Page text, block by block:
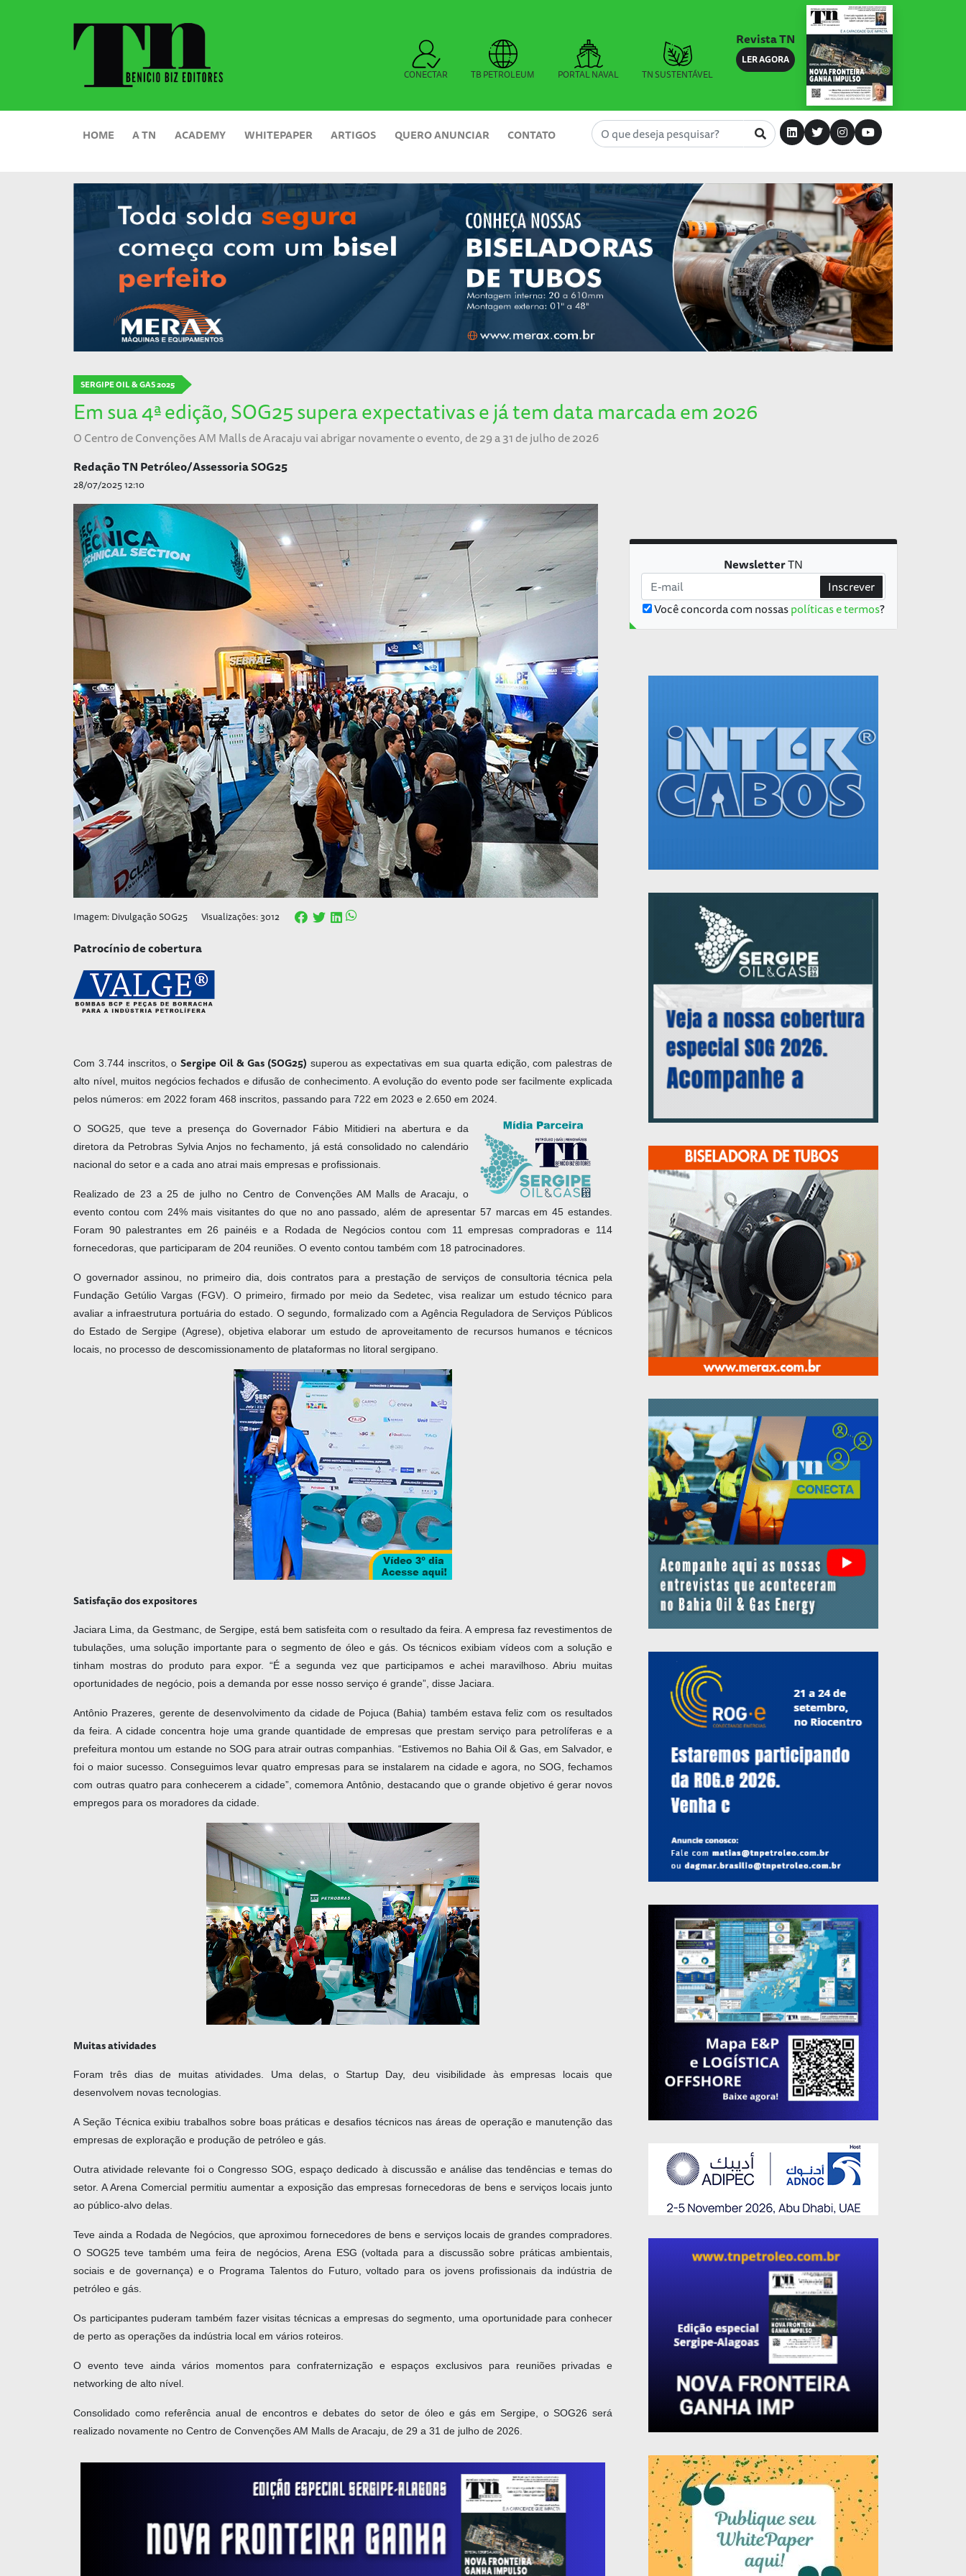
CONECTAR TB PETROLEUM PORTAL NAVAL TN SUSTENTÁVEL
Revista TN
LER AGORA
HOME A TN ACADEMY WHITEPAPER ARTIGOS QUERO ANUNCIAR CONTATO
SERGIPE OIL & GAS 2025
Em sua 4ª edição, SOG25 supera expectativas e já tem data marcada em 2026
O Centro de Convenções AM Malls de Aracaju vai abrigar novamente o evento, de 29 a 31 de julho de 2026
Redação TN Petróleo/Assessoria SOG25
28/07/2025 12:10
Imagem: Divulgação SOG25 Visualizações: 3012
Patrocínio de cobertura
Com 3.744 inscritos, oSergipe Oil & Gas (SOG25) superou as expectativas em sua quarta edição, com palestras de
alto nível, muitos negócios fechados e difusão de conhecimento. A evolução do evento pode ser facilmente explicada
pelos números: em 2022 foram 468 inscritos, passando para 722 em 2023 e 2.650 em 2024.
O SOG25, que teve a presença do Governador Fábio Mitidieri na abertura e da
diretora da Petrobras Sylvia Anjos no fechamento, já está consolidado no calendário
nacional do setor e a cada ano atrai mais empresas e profissionais.
Realizado de 23 a 25 de julho no Centro de Convenções AM Malls de Aracaju, o
evento contou com 24% mais visitantes do que no ano passado, além de apresentar 57 marcas em 45 estandes.
Foram 90 palestrantes em 26 painéis e a Rodada de Negócios contou com 11 empresas compradoras e 114
fornecedoras, que participaram de 204 reuniões. O evento contou também com 18 patrocinadores.
O governador assinou, no primeiro dia, dois contratos para a prestação de serviços de consultoria técnica pela
Fundação Getúlio Vargas (FGV). O primeiro, firmado por meio da Sedetec, visa realizar um estudo técnico para
avaliar a infraestrutura portuária do estado. O segundo, formalizado com a Agência Reguladora de Serviços Públicos
do Estado de Sergipe (Agrese), objetiva elaborar um estudo de aproveitamento de recursos humanos e técnicos
locais, no processo de descomissionamento de plataformas no litoral sergipano.
Satisfação dos expositores
Jaciara Lima, da Gestmanc, de Sergipe, está bem satisfeita com o resultado da feira. A empresa faz revestimentos de
tubulações, uma solução importante para o segmento de óleo e gás. Os técnicos exibiam vídeos com a solução e
tinham mostras do produto para expor. “É a segunda vez que participamos e achei maravilhoso. Abriu muitas
oportunidades de negócio, pois a demanda por esse nosso serviço é grande”, disse Jaciara.
Antônio Prazeres, gerente de desenvolvimento da cidade de Pojuca (Bahia) também estava feliz com os resultados
da feira. A cidade concentra hoje uma grande quantidade de empresas que prestam serviço para petrolíferas e a
prefeitura montou um estande no SOG para atrair outras companhias. “Estivemos no Bahia Oil & Gas, em Salvador, e
foi o maior sucesso. Conseguimos levar quatro empresas para se instalarem na cidade e agora, no SOG, fechamos
com outras quatro para conhecerem a cidade”, comemora Antônio, destacando que o grande objetivo é gerar novos
empregos para os moradores da cidade.
Muitas atividades
Foram três dias de muitas atividades. Uma delas, o Startup Day, deu visibilidade às empresas locais que
desenvolvem novas tecnologias.
A Seção Técnica exibiu trabalhos sobre boas práticas e desafios técnicos nas áreas de operação e manutenção das
empresas de exploração e produção de petróleo e gás.
Outra atividade relevante foi o Congresso SOG, espaço dedicado à discussão e análise das tendências e temas do
setor. A Arena Comercial permitiu aumentar a exposição das empresas fornecedoras de bens e serviços locais junto
ao público-alvo delas.
Teve ainda a Rodada de Negócios, que aproximou fornecedores de bens e serviços locais de grandes compradores.
O SOG25 teve também uma feira de negócios, Arena ESG (voltada para a discussão sobre práticas ambientais,
sociais e de governança) e o Programa Talentos do Futuro, voltado para os jovens profissionais da indústria de
petróleo e gás.
Os participantes puderam também fazer visitas técnicas a empresas do segmento, uma oportunidade para conhecer
de perto as operações da indústria local em vários roteiros.
O evento teve ainda vários momentos para confraternização e espaços exclusivos para reuniões privadas e
networking de alto nível.
Consolidado como referência anual de encontros e debates do setor de óleo e gás em Sergipe, o SOG26 será
realizado novamente no Centro de Convenções AM Malls de Aracaju, de 29 a 31 de julho de 2026.
NewsletterTN
Você concorda com nossaspolíticas e termos?
Inscrever